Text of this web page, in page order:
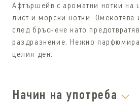
Афтършейв с ароматни нотки на
лист и морски нотки. Омекотява
след бръснене като
раздразнение. Нежно
целия ден.
Начин на употреба